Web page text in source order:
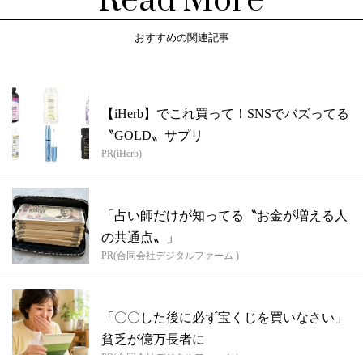
おすすめの関連記事
【iHerb】でこれ買って！SNSでバズってる
〝GOLD〟サプリ
PR(iHerb)
「占い師だけが知ってる〝お金が増える人
の共通点〟」
PR(合同会社デジタルファーム )
「〇〇した後に必ず宝くじを買いなさい」
貧乏が億万長者に